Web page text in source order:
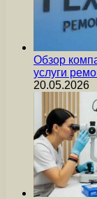
Обзор
услуги
20.05.2026